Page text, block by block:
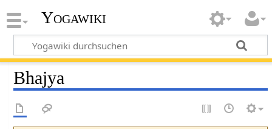
Yogawiki
Bhajya